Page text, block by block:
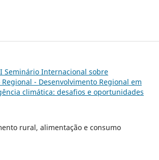
Seminário Internacional sobre
- Desenvolvimento Regional em
climática: desafios e oportunidades
rural, alimentação e consumo